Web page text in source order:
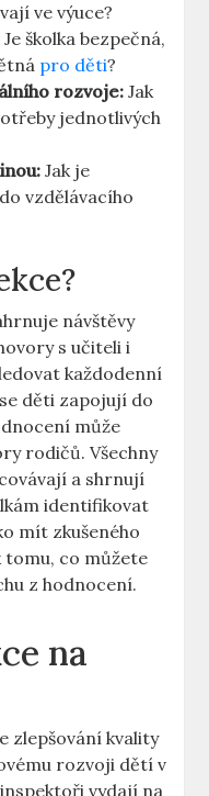
ve výuce?
Je školka bezpečná,⁣
pro děti?
rozvoje: ‍Jak⁤
jednotlivých
Jak je
vzdělávacího
návštěvy
s učiteli i⁣
každodenní⁤
děti zapojují do
​může
rodičů. ⁢Všechny
a shrnují
identifikovat
mít zkušeného
tomu,⁣ co můžete
‍z hodnocení.
⁢na
zlepšování kvality
rozvoji dětí v
vydají na